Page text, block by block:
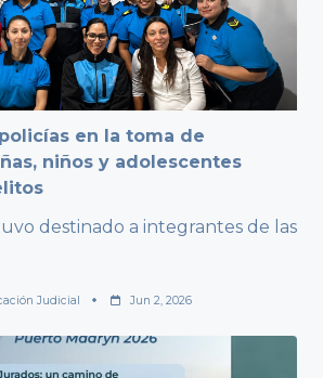
en la toma de
niños y adolescentes
destinado a integrantes de las
Judicial Jun 2, 2026